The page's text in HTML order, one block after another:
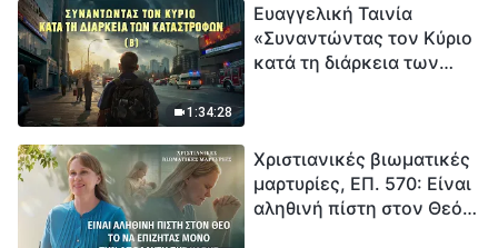
1:34:28
Ευαγγελική Ταινία
«Συναντώντας τον Κύριο
κατά τη διάρκεια των
εξαφάνισης». Οι
καταστροφές χτυπούν.
Ξεκινά η αντίστροφη
Χριστιανικές βιωματικές
μαρτυρίες, ΕΠ. 570: Είναι
αληθινή πίστη στον Θεό